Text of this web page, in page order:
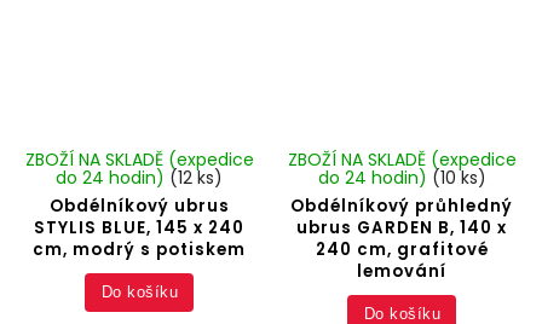
Obdélníkový ubrus
STYLIS BLUE, 145 x 240
cm, modrý s potiskem
ZBOŽÍ NA SKLADĚ (expedice
do 24 hodin) (12 ks)
Do košíku
Obdélníkový průhledný
ubrus GARDEN B, 140 x
240 cm, grafitové
lemování
ZBOŽÍ NA SKLADĚ (expedice
do 24 hodin) (10 ks)
Do košíku